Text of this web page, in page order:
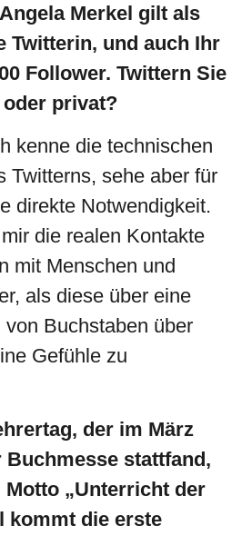
Merkel gilt als
Twitterin, und auch Ihr
Follower. Twittern Sie
privat?
kenne die technischen
Twitterns, sehe aber für
direkte Notwendigkeit.
die realen Kontakte
mit Menschen und
als diese über eine
von Buchstaben über
Gefühle zu
der im März
Buchmesse stattfand,
„Unterricht der
kommt die erste